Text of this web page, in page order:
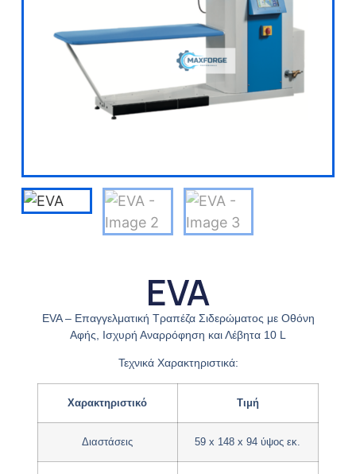
EVA
EVA – Επαγγελματική Τραπέζα Σιδερώματος με Οθόνη
Αφής, Ισχυρή Αναρρόφηση και Λέβητα 10 L
Τεχνικά Χαρακτηριστικά:
Χαρακτηριστικό Τιμή
Διαστάσεις 59 x 148 x 94 ύψος εκ.